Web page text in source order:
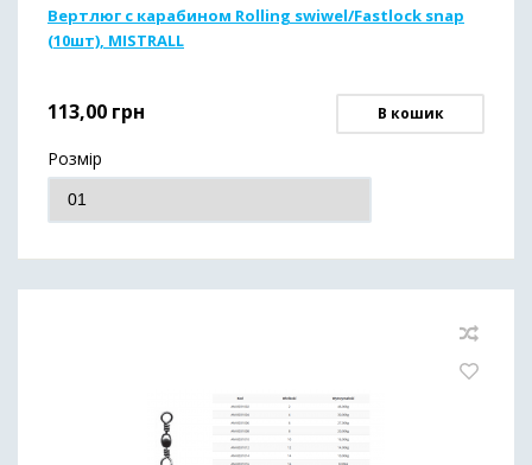
Вертлюг с карабином Rolling swiwel/Fastlock snap
(10шт), MISTRALL
113,00 грн В кошик
Розмір